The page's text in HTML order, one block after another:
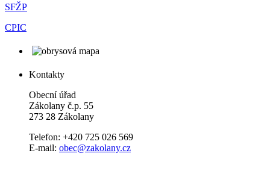
SFŽP
CPIC
Kontakty
Obecní úřad
Zákolany č.p. 55
273 28 Zákolany
Telefon: +420 725 026 569
E-mail: obec@zakolany.cz